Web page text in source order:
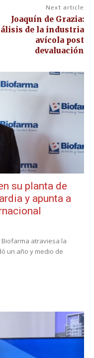
Next article
Joaquín de Grazia:
de la industria
avícola post
devaluación
su planta de
y apunta a
atraviesa la
un año y medio de